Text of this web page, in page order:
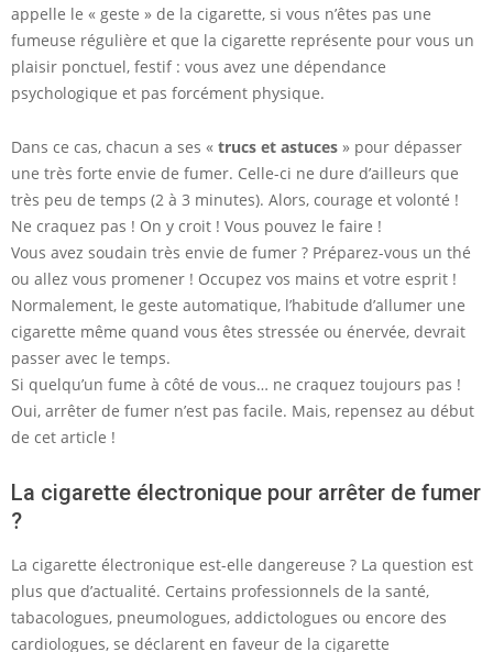
appelle le « geste » de la cigarette, si vous n’êtes pas une
fumeuse régulière et que la cigarette représente pour vous un
plaisir ponctuel, festif : vous avez une dépendance
psychologique et pas forcément physique.
Dans ce cas, chacun a ses « trucs et astuces » pour dépasser
une très forte envie de fumer. Celle-ci ne dure d’ailleurs que
très peu de temps (2 à 3 minutes). Alors, courage et volonté !
Ne craquez pas ! On y croit ! Vous pouvez le faire !
Vous avez soudain très envie de fumer ? Préparez-vous un thé
ou allez vous promener ! Occupez vos mains et votre esprit !
Normalement, le geste automatique, l’habitude d’allumer une
cigarette même quand vous êtes stressée ou énervée, devrait
passer avec le temps.
Si quelqu’un fume à côté de vous… ne craquez toujours pas !
Oui, arrêter de fumer n’est pas facile. Mais, repensez au début
de cet article !
La cigarette électronique pour arrêter de fumer
?
La cigarette électronique est-elle dangereuse ? La question est
plus que d’actualité. Certains professionnels de la santé,
tabacologues, pneumologues, addictologues ou encore des
cardiologues, se déclarent en faveur de la cigarette